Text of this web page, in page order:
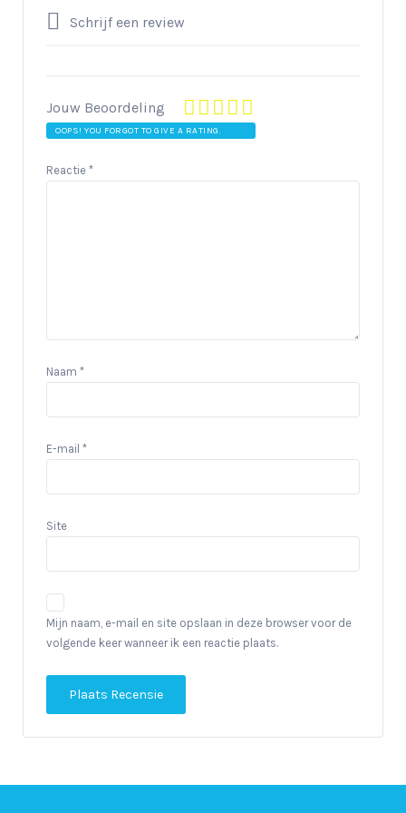
Schrijf een review
Jouw Beoordeling
OOPS! YOU FORGOT TO GIVE A RATING.
Reactie *
Naam *
E-mail *
Site
Mijn naam, e-mail en site opslaan in deze browser voor de
volgende keer wanneer ik een reactie plaats.